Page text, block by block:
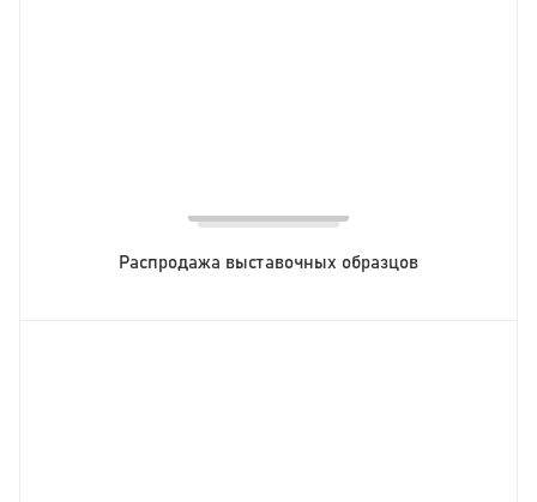
Распродажа выставочных образцов